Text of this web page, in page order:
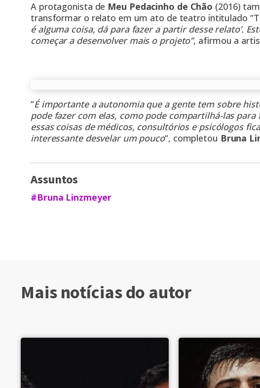
A protagonista de Meu Pedacinho de Chão (2016)
transformar o relato em um ato de teatro intitulado
é alguma coisa, dá para fazer a partir desse relato’.
começar a desenvolver mais o projeto”, afirmou a
“É importante a autonomia que a gente tem sobre
pode fazer com elas, como pode compartilhá-las
essas coisas de médicos, consultórios e psicólogos
interessante desvelar um pouco“, completou Bruna
Assuntos
#Bruna Linzmeyer
Mais notícias do autor